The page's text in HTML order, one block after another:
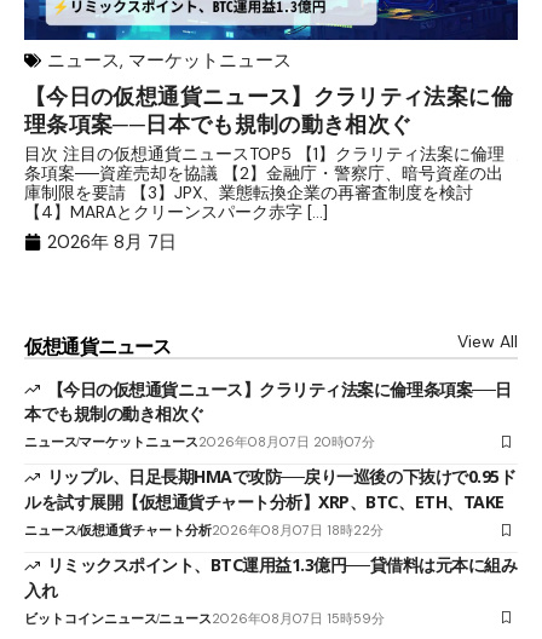
ニュース, マーケットニュース
【今日の仮想通貨ニュース】クラリティ法案に倫
理条項案──日本でも規制の動き相次ぐ
目次 注目の仮想通貨ニュースTOP5 【1】クラリティ法案に倫理
条項案──資産売却を協議 【2】金融庁・警察庁、暗号資産の出
庫制限を要請 【3】JPX、業態転換企業の再審査制度を検討
【4】MARAとクリーンスパーク赤字 […]
2026年 8月 7日
仮想通貨ニュース View All
【今日の仮想通貨ニュース】クラリティ法案に倫理条項案──日
本でも規制の動き相次ぐ
ニュースマーケットニュース2026年08月07日 20時07分
リップル、日足長期HMAで攻防──戻り一巡後の下抜けで0.95ド
ルを試す展開【仮想通貨チャート分析】XRP、BTC、ETH、TAKE
ニュース仮想通貨チャート分析2026年08月07日 18時22分
リミックスポイント、BTC運用益1.3億円──貸借料は元本に組み
入れ
ビットコインニュースニュース2026年08月07日 15時59分